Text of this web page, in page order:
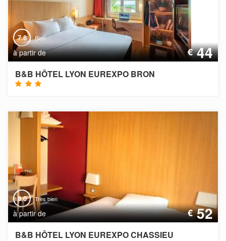
7.8 Bien
à partir de €44
B&B HÔTEL LYON EUREXPO BRON
8.0 Très bien
à partir de €52
B&B HÔTEL LYON EUREXPO CHASSIEU